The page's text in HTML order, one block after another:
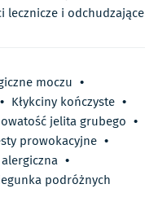
lecznicze i odchudzające
moczu •
• Kłykciny kończyste •
jelita grubego •
prowokacyjne •
•
podróżnych